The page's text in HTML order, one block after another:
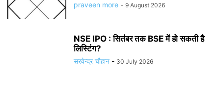
praveen more - 9 August 2026
NSE IPO : सितंबर तक BSE में हो सकती है
लिस्टिंग?
सरवेन्द्र चौहान - 30 July 2026